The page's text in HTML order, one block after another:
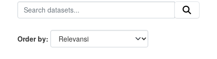
Order by